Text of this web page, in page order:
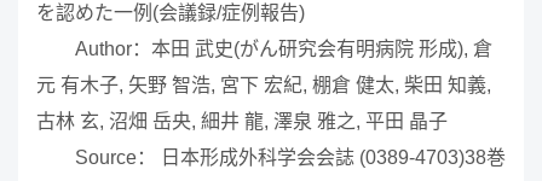
を認めた一例(会議録/症例報告)
Author：本田 武史(がん研究会有明病院 形成), 倉
元 有木子, 矢野 智浩, 宮下 宏紀, 棚倉 健太, 柴田 知義,
古林 玄, 沼畑 岳央, 細井 龍, 澤泉 雅之, 平田 晶子
Source： 日本形成外科学会会誌 (0389-4703)38巻